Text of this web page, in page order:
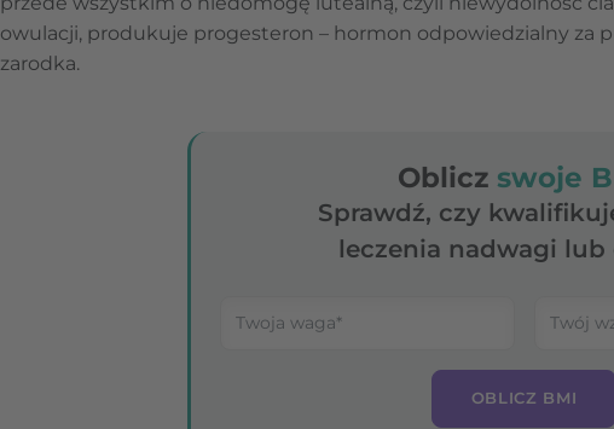
owulacji, produkuje progesteron – hormon odpowiedzialny za
zarodka.
Obliczswoje
Sprawdź, czy
leczenia nadwagi lub
OBLICZ BMI